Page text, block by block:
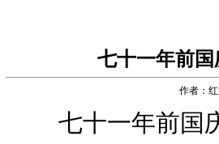
七十一年前
作者：
七十一年前国